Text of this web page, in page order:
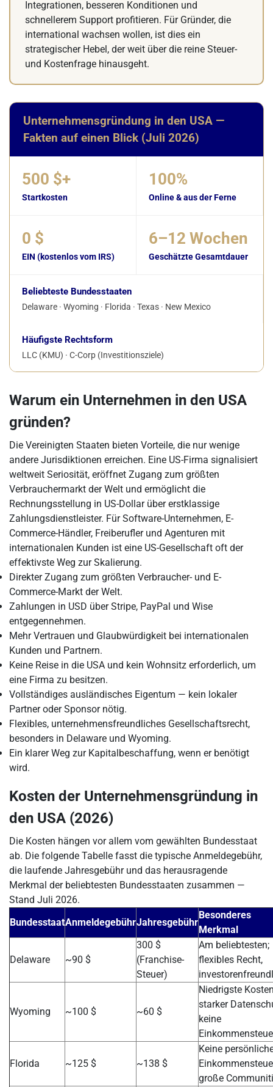
Integrationen, besseren Konditionen und
schnellerem Support profitieren. Für Gründer, die
international wachsen wollen, ist dies ein
strategischer Hebel, der weit über die reine Steuer-
und Kostenfrage hinausgeht.
Unternehmensgründung in den USA —
Fakten auf einen Blick (Juli 2026)
500 $+
Startkosten
100%
Online & aus der Ferne
0 $
EIN (kostenlos vom IRS)
6–12 Wochen
Geschätzte Gesamtdauer
Beliebteste Bundesstaaten
Delaware · Wyoming · Florida · Texas · New Mexico
Häufigste Rechtsform
LLC (KMU) · C-Corp (Investitionsziele)
Warum ein Unternehmen in den USA
gründen?
Die Vereinigten Staaten bieten Vorteile, die nur wenige
andere Jurisdiktionen erreichen. Eine US-Firma signalisiert
weltweit Seriosität, eröffnet Zugang zum größten
Verbrauchermarkt der Welt und ermöglicht die
Rechnungsstellung in US-Dollar über erstklassige
Zahlungsdienstleister. Für Software-Unternehmen, E-
Commerce-Händler, Freiberufler und Agenturen mit
internationalen Kunden ist eine US-Gesellschaft oft der
effektivste Weg zur Skalierung.
Direkter Zugang zum größten Verbraucher- und E-
Commerce-Markt der Welt.
Zahlungen in USD über Stripe, PayPal und Wise
entgegennehmen.
Mehr Vertrauen und Glaubwürdigkeit bei internationalen
Kunden und Partnern.
Keine Reise in die USA und kein Wohnsitz erforderlich, um
eine Firma zu besitzen.
Vollständiges ausländisches Eigentum — kein lokaler
Partner oder Sponsor nötig.
Flexibles, unternehmensfreundliches Gesellschaftsrecht,
besonders in Delaware und Wyoming.
Ein klarer Weg zur Kapitalbeschaffung, wenn er benötigt
wird.
Kosten der Unternehmensgründung in
den USA (2026)
Die Kosten hängen vor allem vom gewählten Bundesstaat
ab. Die folgende Tabelle fasst die typische Anmeldegebühr,
die laufende Jahresgebühr und das herausragende
Merkmal der beliebtesten Bundesstaaten zusammen —
Stand Juli 2026.
BundesstaatAnmeldegebührJahresgebühr
Besonderes
Merkmal
Delaware ~90 $
300 $
(Franchise-
Steuer)
Am beliebtesten;
flexibles Recht,
Wyoming ~100 $ ~60 $
Niedrigste
starker
keine
Florida ~125 $ ~138 $
Keine
große